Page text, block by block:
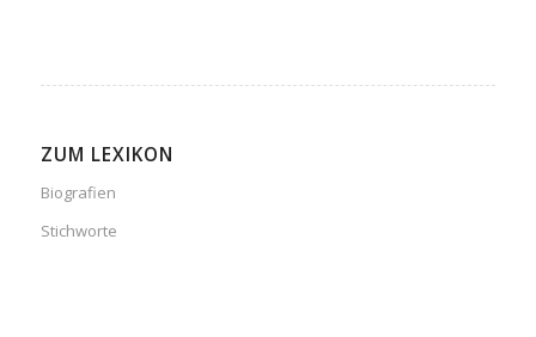
ZUM LEXIKON
Biografien
Stichworte